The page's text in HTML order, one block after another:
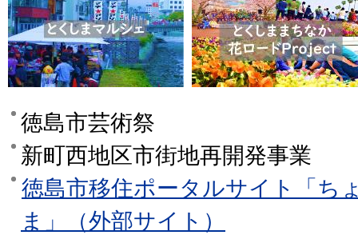
徳島市芸術祭
新町西地区市街地再開発事業
徳島市移住ポータルサイト「ち
ま」（外部サイト）